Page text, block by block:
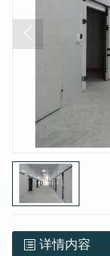
详情内容